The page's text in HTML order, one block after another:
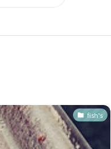
fish's